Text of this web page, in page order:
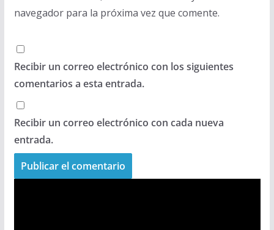
navegador para la próxima vez que comente.
Recibir un correo electrónico con los siguientes
comentarios a esta entrada.
Recibir un correo electrónico con cada nueva
entrada.